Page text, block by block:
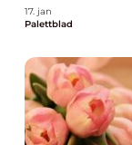
17. jan
Palettblad